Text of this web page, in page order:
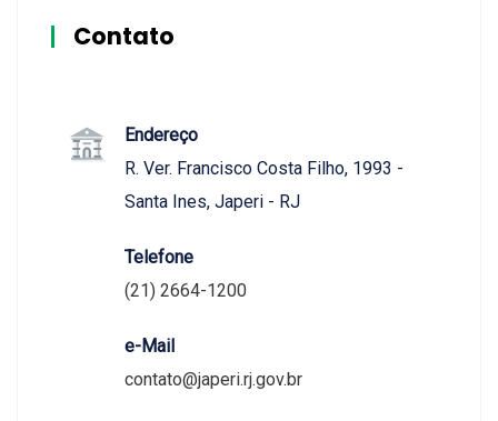
Contato
Endereço
R. Ver. Francisco Costa Filho, 1993 -
Santa Ines, Japeri - RJ
Telefone
(21) 2664-1200
e-Mail
contato@japeri.rj.gov.br